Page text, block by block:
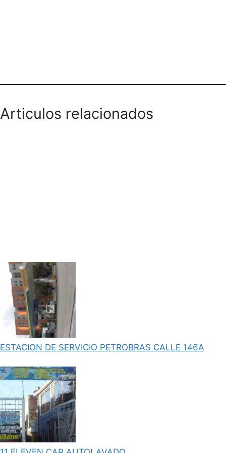
Articulos relacionados
ESTACION DE SERVICIO PETROBRAS CALLE 146A